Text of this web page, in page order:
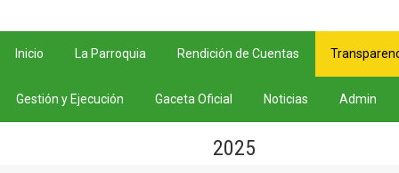
Inicio La Parroquia Rendición de Cuentas
Gestión y Ejecución Gaceta Oficial Noticias Admin
2025